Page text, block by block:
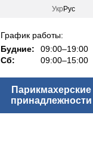
Укр Рус
График работы:
Будние:
09:00–19:00
Сб:
09:00–15:00
Парикмахерские
принадлежности